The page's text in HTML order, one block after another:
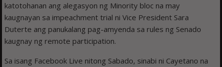
katotohanan ang alegasyon ng Minority bloc na may
kaugnayan sa impeachment trial ni Vice President Sara
Duterte ang panukalang pag-amyenda sa rules ng Senado
kaugnay ng remote participation.
Sa isang Facebook Live nitong Sabado, sinabi ni Cayetano na